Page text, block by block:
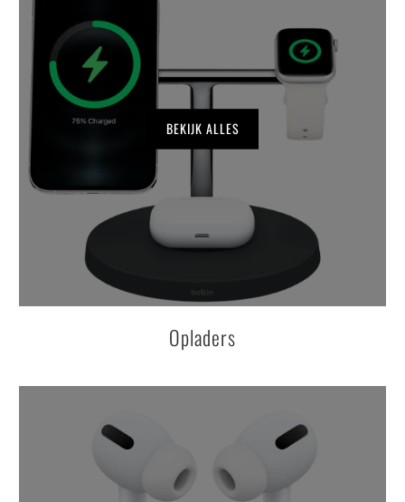
BEKIJK ALLES
Opladers